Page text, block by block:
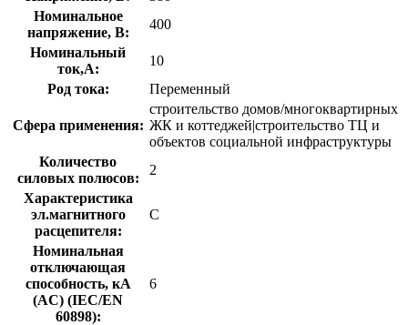
Номинальное
напряжение, В:
400
Номинальный
ток,А:
10
Род тока:
Переменный
Сфера применения:
строительство домов/многоквартирных
ЖК и коттеджей|строительство ТЦ и
объектов социальной инфраструктуры
Количество
силовых полюсов:
2
Характеристика
эл.магнитного
расцепителя:
C
Номинальная
отключающая
способность, кA
(AC) (IEC/EN
60898):
6